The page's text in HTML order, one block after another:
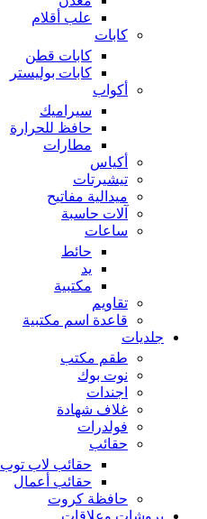
علب أقلام
كابات
كابات قطن
كابات بوليستر
أكواب
سيراميك
حافظ للحرارة
مطارات
أكياس
تيشيرتات
ميدالية مفاتيح
آلات حاسبة
ساعات
حائط
يد
مكتبية
تقاويم
قاعدة اسم مكتبية
جلديات
طقم مكتب
نوت بوك
اجندات
غلاف شهادة
فولدرات
حقائب
حقائب لاب توب
حقائب أعمال
حافظة كروت
بروشات وعلاقات